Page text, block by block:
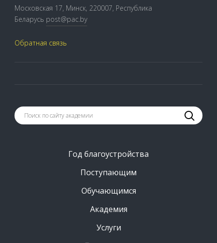
Московская 17, Минск, 220007, Республика
Беларусь post@pac.by
Обратная связь
Год благоустройства
Поступающим
Обучающимся
Академия
Услуги